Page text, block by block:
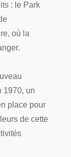
: le Park
où la
1970, un
place pour
de cette